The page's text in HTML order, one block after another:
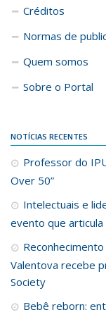
Créditos
Normas de
Quem somos
Sobre o Portal
NOTÍCIAS RECENTES
Professor do
Over 50”
Intelectuais e
evento que articula
Valentova recebe
Society
Bebê reborn: